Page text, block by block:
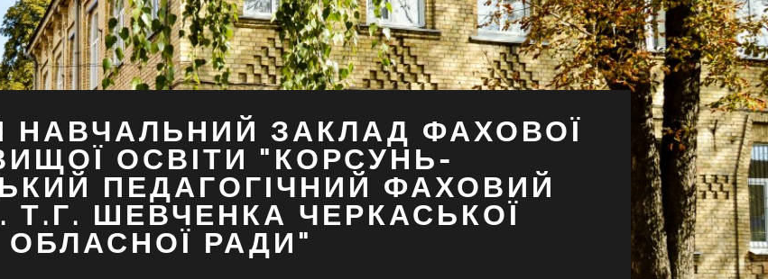
НАВЧАЛЬНИЙ ЗАКЛАД ФАХОВОЇ
ОСВІТИ "КОРСУНЬ-
ПЕДАГОГІЧНИЙ ФАХОВИЙ
Т.Г. ШЕВЧЕНКА ЧЕРКАСЬКОЇ
ОБЛАСНОЇ РАДИ"